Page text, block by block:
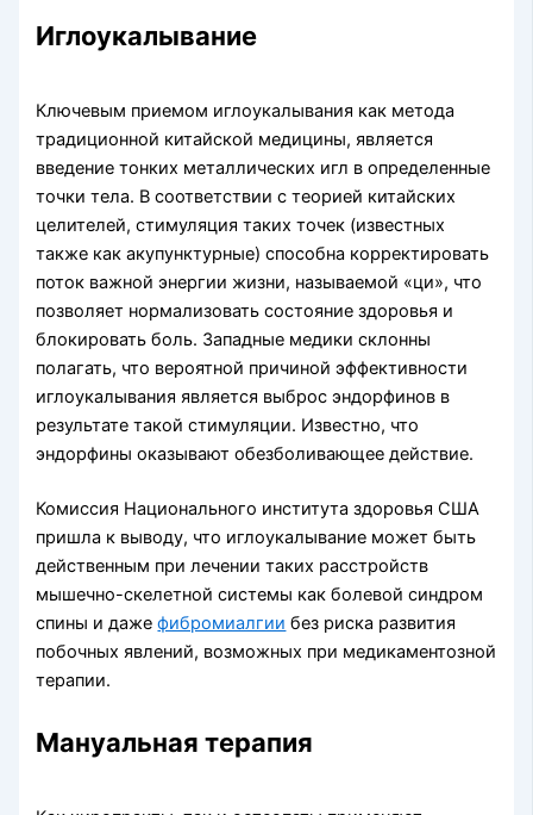
Иглоукалывание
Ключевым приемом иглоукалывания как метода
традиционной китайской медицины, является
введение тонких металлических игл в определенные
точки тела. В соответствии с теорией китайских
целителей, стимуляция таких точек (известных
также как акупунктурные) способна корректировать
поток важной энергии жизни, называемой «ци», что
позволяет нормализовать состояние здоровья и
блокировать боль. Западные медики склонны
полагать, что вероятной причиной эффективности
иглоукалывания является выброс эндорфинов в
результате такой стимуляции. Известно, что
эндорфины оказывают обезболивающее действие.
Комиссия Национального института здоровья США
пришла к выводу, что иглоукалывание может быть
действенным при лечении таких расстройств
мышечно-скелетной системы как болевой синдром
спины и дажефибромиалгии без риска развития
побочных явлений, возможных при медикаментозной
терапии.
Мануальная терапия